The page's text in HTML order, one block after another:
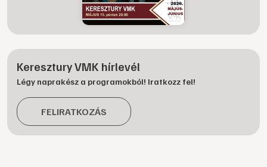
Keresztury VMK hírlevél
Légy naprakész a programokból! Iratkozz fel!
FELIRATKOZÁS